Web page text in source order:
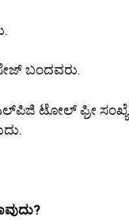
ಬಂದವರು.
ಟೋಲ್ ಫ್ರೀ